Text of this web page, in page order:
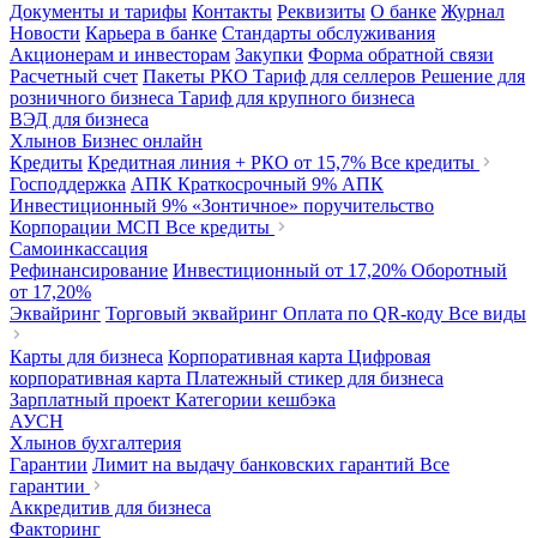
Документы и тарифы Контакты Реквизиты О банке Журнал
Новости Карьера в банке Стандарты обслуживания
Акционерам и инвесторам Закупки Форма обратной связи
Расчетный счет Пакеты РКО Тариф для селлеров Решение для
розничного бизнеса Тариф для крупного бизнеса
ВЭД для бизнеса
Хлынов Бизнес онлайн
Кредиты Кредитная линия + РКО от 15,7% Все кредиты
Господдержка АПК Краткосрочный 9% АПК
Инвестиционный 9% «Зонтичное» поручительство
Корпорации МСП Все кредиты
Самоинкассация
Рефинансирование Инвестиционный от 17,20% Оборотный
от 17,20%
Эквайринг Торговый эквайринг Оплата по QR-коду Все виды
Карты для бизнеса Корпоративная карта Цифровая
корпоративная карта Платежный стикер для бизнеса
Зарплатный проект Категории кешбэка
АУСН
Хлынов бухгалтерия
Гарантии Лимит на выдачу банковских гарантий Все
гарантии
Аккредитив для бизнеса
Факторинг